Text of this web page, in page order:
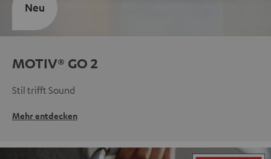
MOTIV® GO 2
Stil trifft Sound
Mehr entdecken
Neu